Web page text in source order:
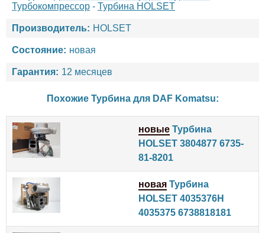
Турбокомпрессор - Турбина HOLSET
Производитель: HOLSET
Состояние: новая
Гарантия: 12 месяцев
Похожие Турбина для DAF Komatsu:
новые Турбина
HOLSET 3804877 6735-
81-8201
новая Турбина
HOLSET 4035376H
4035375 6738818181